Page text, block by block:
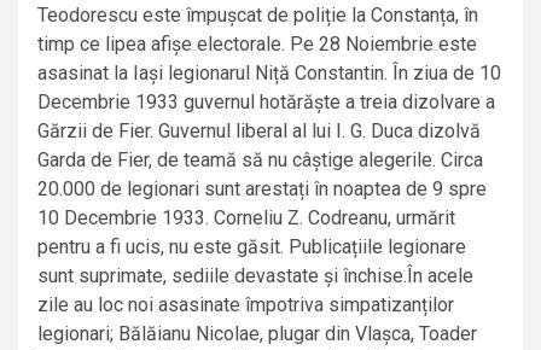
Teodorescu este împușcat de poliție la Constanța, în
timp ce lipea afișe electorale. Pe 28 Noiembrie este
asasinat la Iași legionarul Niță Constantin. În ziua de 10
Decembrie 1933 guvernul hotărăște a treia dizolvare a
Gărzii de Fier. Guvernul liberal al lui I. G. Duca dizolvă
Garda de Fier, de teamă să nu câștige alegerile. Circa
20.000 de legionari sunt arestați în noaptea de 9 spre
10 Decembrie 1933. Corneliu Z. Codreanu, urmărit
pentru a fi ucis, nu este găsit. Publicațiile legionare
sunt suprimate, sediile devastate și închise.În acele
zile au loc noi asasinate împotriva simpatizanților
legionari; Bălăianu Nicolae, plugar din Vlașca, Toader